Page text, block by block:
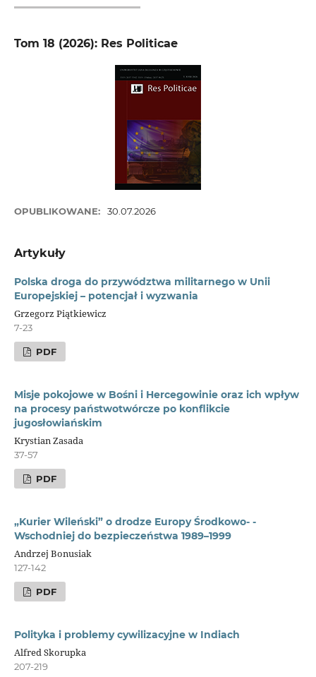
Tom 18 (2026): Res Politicae
OPUBLIKOWANE: 30.07.2026
Artykuły
Polska droga do przywództwa militarnego w Unii
Europejskiej – potencjał i wyzwania
Grzegorz Piątkiewicz
7-23
PDF
Misje pokojowe w Bośni i Hercegowinie oraz ich wpływ
na procesy państwotwórcze po konflikcie
jugosłowiańskim
Krystian Zasada
37-57
PDF
„Kurier Wileński” o drodze Europy Środkowo- -
Wschodniej do bezpieczeństwa 1989–1999
Andrzej Bonusiak
127-142
PDF
Polityka i problemy cywilizacyjne w Indiach
Alfred Skorupka
207-219